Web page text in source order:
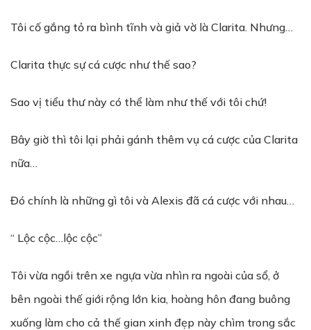
Tôi cố gắng tỏ ra bình tĩnh và giả vờ là Clarita. Nhưng…
Clarita thực sự cá cược như thế sao?
Sao vị tiểu thư này có thể làm như thế với tôi chứ!
Bây giờ thì tôi lại phải gánh thêm vụ cá cược của Clarita
nữa…
Đó chính là những gì tôi và Alexis đã cá cược với nhau…
“ Lộc cộc…lộc cộc”
Tôi vừa ngồi trên xe ngựa vừa nhìn ra ngoài của sổ, ở
bên ngoài thế giới rộng lớn kia, hoàng hôn đang buông
xuống làm cho cả thế gian xinh đẹp này chìm trong sắc